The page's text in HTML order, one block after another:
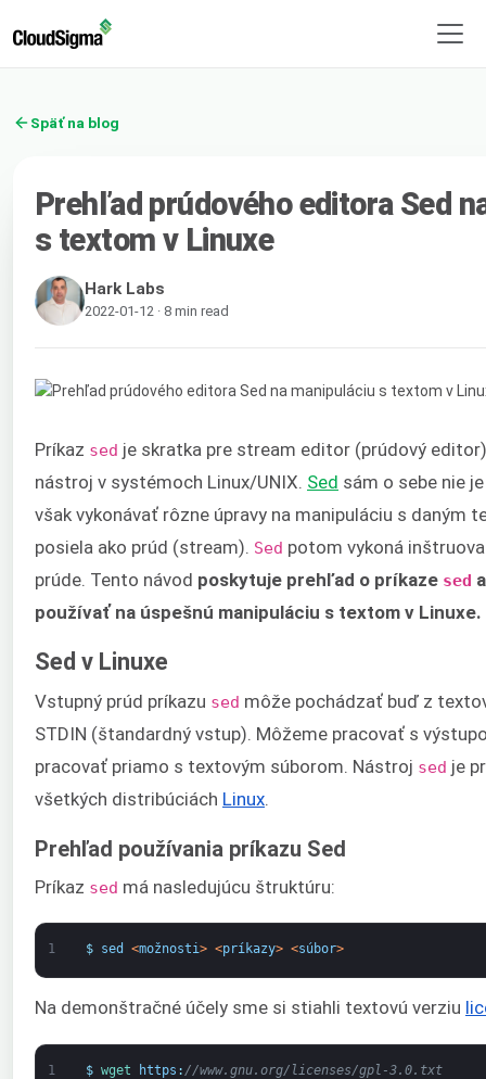
Späť na blog
Prehľad prúdového editora Sed
s textom v Linuxe
Hark Labs
2022-01-12 · 8 min read
Príkaz sed je skratka pre stream editor (prúdový
nástroj v systémoch Linux/UNIX. Sed sám o sebe nie
však vykonávať rôzne úpravy na manipuláciu s daným
posiela ako prúd (stream). Sed potom vykoná
prúde. Tento návod poskytuje prehľad o príkaze sed
používať na úspešnú manipuláciu s textom v Linuxe.
Sed v Linuxe
Vstupný prúd príkazu sed môže pochádzať buď z
STDIN (štandardný vstup). Môžeme pracovať s
pracovať priamo s textovým súborom. Nástroj sed je
všetkých distribúciách Linux.
Prehľad používania príkazu Sed
Príkaz sed má nasledujúcu štruktúru:
1 $ sed <možnosti> <príkazy> <súbor>
Na demonštračné účely sme si stiahli textovú verziu
1 $ wget https : //www.gnu.org/licenses/gpl-3.0.txt